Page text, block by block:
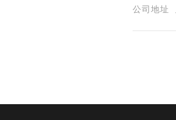
公司地址